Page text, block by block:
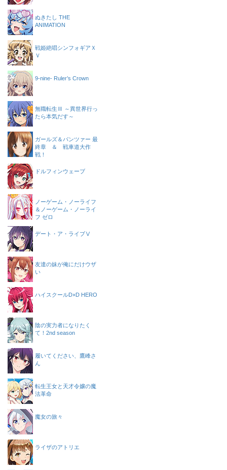
ぬきたし THE
ANIMATION
戦姫絶唱シンフォギアＸ
Ｖ
9-nine- Ruler’s Crown
無職転生Ⅲ ～異世界行っ
たら本気だす～
ガールズ＆パンツァー 最
終章 ＆ 戦車道大作
戦！
ドルフィンウェーブ
ノーゲーム・ノーライフ
＆ノーゲーム・ノーライ
フ ゼロ
デート・ア・ライブⅤ
友達の妹が俺にだけウザ
い
ハイスクールD×D HERO
陰の実力者になりたく
て！2nd season
履いてください、鷹峰さ
ん
転生王女と天才令嬢の魔
法革命
魔女の旅々
ライザのアトリエ